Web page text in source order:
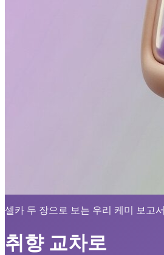
셀카 두 장으로 보는 우리 케미 보고서
취향 교차로